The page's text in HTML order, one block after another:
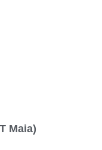
Maia)